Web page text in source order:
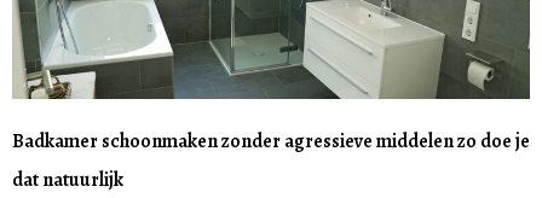
Badkamer schoonmaken zonder agressieve middelen zo doe je
dat natuurlijk